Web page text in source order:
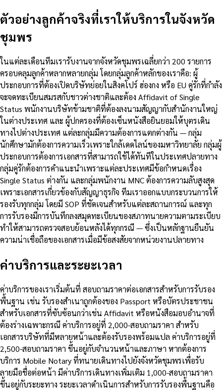
ตัวอย่างลูกค้าจริงที่เราให้บริการในจังหวัด
ชุมพร
ในแต่ละเดือนทีมเรารับงานจากจังหวัดชุมพรเฉลี่ยกว่า 200 รายการ
ครอบคลุมลูกค้าหลากหลายกลุ่ม โดยกลุ่มลูกค้าหลักของเราคือ: ผู้
ประกอบการที่ต้องเปิดบริษัทย่อยในสิงคโปร์ ฮ่องกง หรือ EU คู่รักที่กำลัง
จะจดทะเบียนสมรสกับชาวต่างชาติและต้อง Affidavit of Single
Status พนักงานบริษัทข้ามชาติที่ต้องลงนามสัญญากับสำนักงานใหญ่
ในต่างประเทศ และ ผู้ปกครองที่ต้องเซ็นหนังสือยินยอมให้บุตรเดิน
ทางไปต่างประเทศ แต่ละกลุ่มมีความต้องการแตกต่างกัน — กลุ่ม
นักศึกษามักต้องการความเร็วเพราะใกล้เดดไลน์ของมหาวิทยาลัย กลุ่มผู้
ประกอบการต้องการเอกสารที่สามารถใช้ได้ทันทีในประเทศปลายทาง
กลุ่มคู่รักต้องการคำแนะนำเพราะแต่ละประเทศมีข้อกำหนดเรื่อง
Single Status ต่างกัน และกลุ่มพนักงาน MNC ต้องการความลับสูงสุด
เพราะเอกสารเกี่ยวข้องกับสัญญาธุรกิจ ทีมเราออกแบบกระบวนการให้
รองรับทุกกลุ่ม โดยมี SOP ที่ชัดเจนสำหรับแต่ละสถานการณ์ และทุก
การรับรองมีการบันทึกลงสมุดทะเบียนของสภาทนายความตามระเบียบ
ทำให้สามารถตรวจสอบย้อนหลังได้ทุกกรณี — ซึ่งเป็นหลักฐานยืนยัน
ความน่าเชื่อถือของเอกสารเมื่อมีข้อสงสัยจากหน่วยงานปลายทาง
ค่าบริการและระยะเวลา
ค่าบริการของเราเริ่มต้นที่ สอบถามราคาต่อเอกสารสำหรับการรับรอง
พื้นฐาน เช่น รับรองสำเนาถูกต้องของ Passport หรือบัตรประชาชน
สำหรับเอกสารที่ซับซ้อนกว่าเช่น Affidavit หรือหนังสือมอบอำนาจที่
ต้องร่างเฉพาะกรณี ค่าบริการอยู่ที่ 2,000-สอบถามราคา สำหรับ
เอกสารบริษัทที่มีหลายหน้าและต้องรับรองพร้อมแปล ค่าบริการอยู่ที่
2,500-สอบถามราคา ขึ้นอยู่กับจำนวนหน้าและภาษา หากต้องการ
บริการ Mobile Notary ที่ทนายเดินทางไปยังจังหวัดชุมพรเพื่อรับ
ลายมือชื่อต่อหน้า มีค่าบริการเดินทางเพิ่มเติม 1,000-สอบถามราคา
ขึ้นอยู่กับระยะทาง ระยะเวลาดำเนินการสำหรับการรับรองพื้นฐานคือ